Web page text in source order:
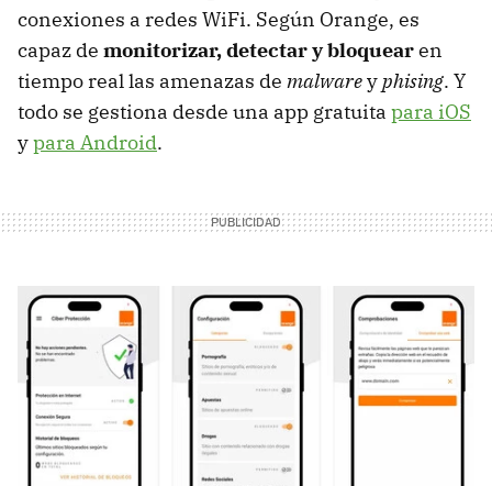
conexiones a redes WiFi. Según Orange, es
capaz de monitorizar, detectar y bloquearen
tiempo real las amenazas de malwareyphising. Y
todo se gestiona desde una app gratuita para iOS
ypara Android.